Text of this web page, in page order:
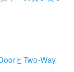
とTwo-Way